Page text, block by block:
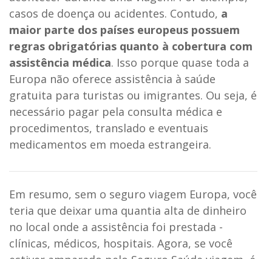
casos de doença ou acidentes. Contudo, a
maior parte dos países europeus possuem
regras obrigatórias quanto à cobertura com
assistência médica. Isso porque quase toda a
Europa não oferece assistência à saúde
gratuita para turistas ou imigrantes. Ou seja, é
necessário pagar pela consulta médica e
procedimentos, translado e eventuais
medicamentos em moeda estrangeira.
Em resumo, sem o seguro viagem Europa, você
teria que deixar uma quantia alta de dinheiro
no local onde a assistência foi prestada -
clínicas, médicos, hospitais. Agora, se você